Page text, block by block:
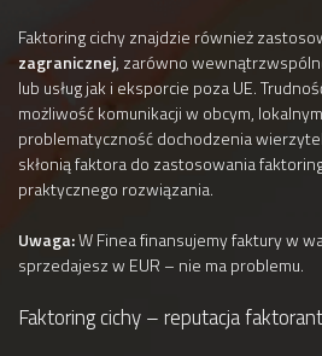
Faktoring cichy znajdzie również
zagranicznej, zarówno
lub usług jak i eksporcie poza UE.
możliwość komunikacji w obcym,
problematyczność dochodzenia
skłonią faktora do zastosowania
praktycznego rozwiązania.
Uwaga:W Finea finansujemy faktury w
sprzedajesz w EUR – nie ma problemu.
Faktoring cichy – reputacja